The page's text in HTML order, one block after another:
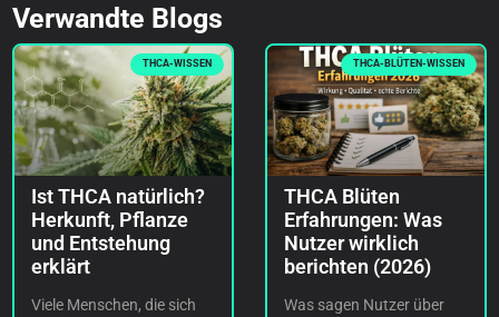
Verwandte Blogs
THCA-WISSEN
Ist THCA natürlich?
Herkunft, Pflanze
und Entstehung
erklärt
Viele Menschen, die sich
THCA-BLÜTEN-WISSEN
THCA Blüten
Erfahrungen: Was
Nutzer wirklich
berichten (2026)
Was sagen Nutzer über